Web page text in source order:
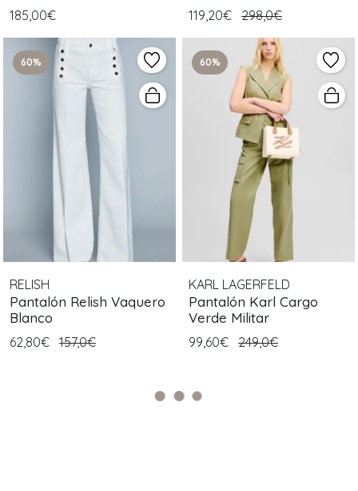
185,00€ 119,20€ 298,0€
60%
RELISH
Pantalón Relish Vaquero
Blanco
62,80€ 157,0€
60%
KARL LAGERFELD
Pantalón Karl Cargo
Verde Militar
99,60€ 249,0€